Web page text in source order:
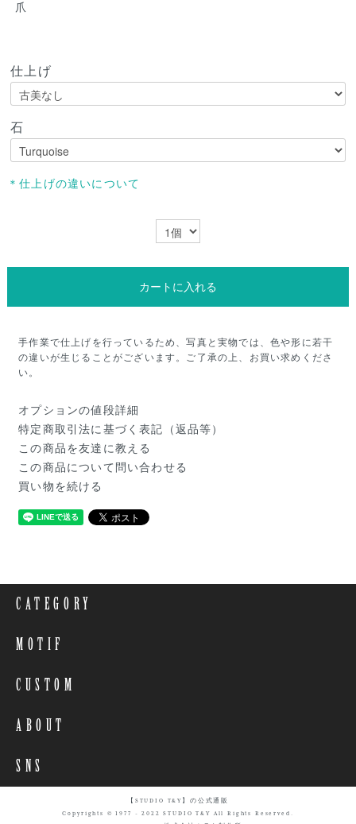
爪
仕上げ
石
＊仕上げの違いについて
カートに入れる
手作業で仕上げを行っているため、写真と実物では、色や形に若干
の違いが生じることがございます。ご了承の上、お買い求めくださ
い。
オプションの値段詳細
特定商取引法に基づく表記（返品等）
この商品を友達に教える
この商品について問い合わせる
買い物を続ける
CATEGORY
MOTIF
CUSTOM
ABOUT
SNS
【STUDIO T&Y】の公式通販
Copyrights © 1977 - 2022 STUDIO T&Y All Rights Reserved.